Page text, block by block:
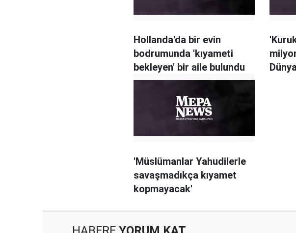
Hollanda'da bir evin
bodrumunda 'kıyameti
bekleyen' bir aile bulundu
'Müslümanlar Yahudilerle
savaşmadıkça kıyamet
kopmayacak'